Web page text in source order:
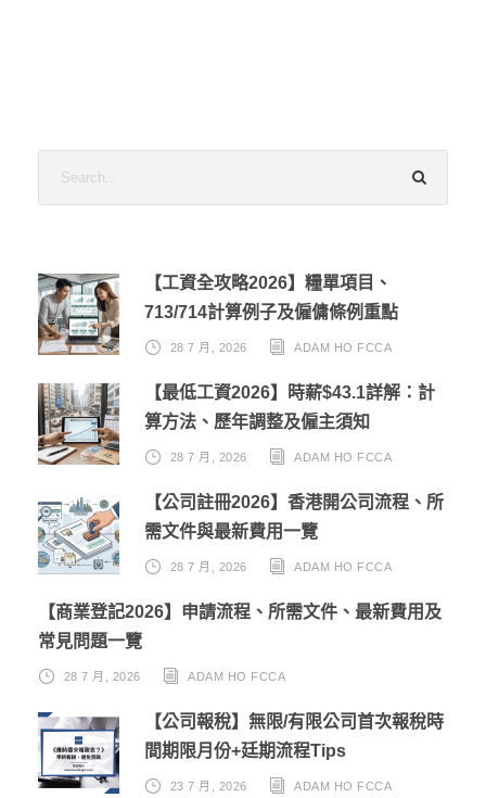
【工資全攻略2026】糧單項目、
713/714計算例子及僱傭條例重點
28 7 月, 2026 ADAM HO FCCA
【最低工資2026】時薪$43.1詳解：計
算方法、歷年調整及僱主須知
28 7 月, 2026 ADAM HO FCCA
【公司註冊2026】香港開公司流程、所
需文件與最新費用一覽
28 7 月, 2026 ADAM HO FCCA
【商業登記2026】申請流程、所需文件、最新費用及
常見問題一覽
28 7 月, 2026 ADAM HO FCCA
【公司報稅】無限/有限公司首次報稅時
間期限月份+廷期流程Tips
23 7 月, 2026 ADAM HO FCCA